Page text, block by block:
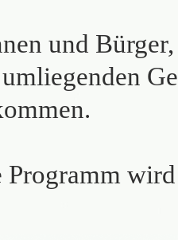
und
Programm